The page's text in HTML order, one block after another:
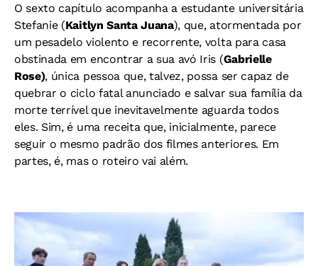
O sexto capítulo acompanha a estudante universitária
Stefanie (Kaitlyn Santa Juana), que, atormentada por
um pesadelo violento e recorrente, volta para casa
obstinada em encontrar a sua avó Iris (Gabrielle
Rose), única pessoa que, talvez, possa ser capaz de
quebrar o ciclo fatal anunciado e salvar sua família da
morte terrível que inevitavelmente aguarda todos
eles. Sim, é uma receita que, inicialmente, parece
seguir o mesmo padrão dos filmes anteriores. Em
partes, é, mas o roteiro vai além.